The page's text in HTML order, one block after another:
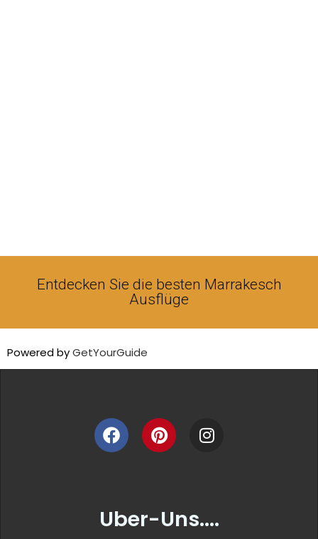
Entdecken Sie die besten Marrakesch
Ausflüge
Powered byGetYourGuide
Uber-Uns....